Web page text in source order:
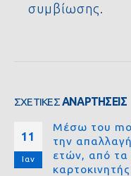
συμβίωσης.
ΣΧΕΤΙΚΈΣΑΝΑΡΤΉΣΕΙΣ
11
Ιαν
Μέσω του
την
ετών, από τα